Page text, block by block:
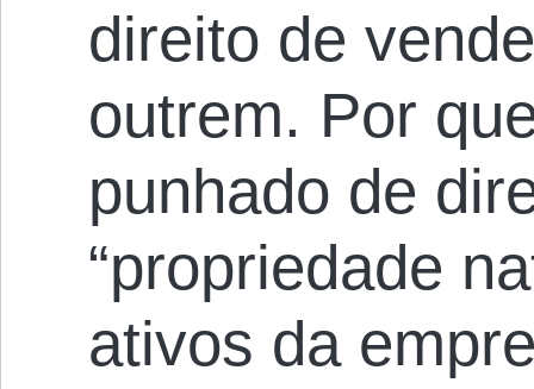
direito de
outrem. Por
punhado de
“propriedade
ativos da